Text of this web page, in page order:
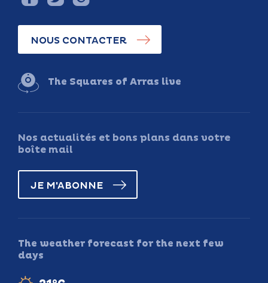
NOUS CONTACTER
The Squares of Arras live
Nos actualités et bons plans dans votre
boîte mail
JE M'ABONNE
The weather forecast for the next few
days